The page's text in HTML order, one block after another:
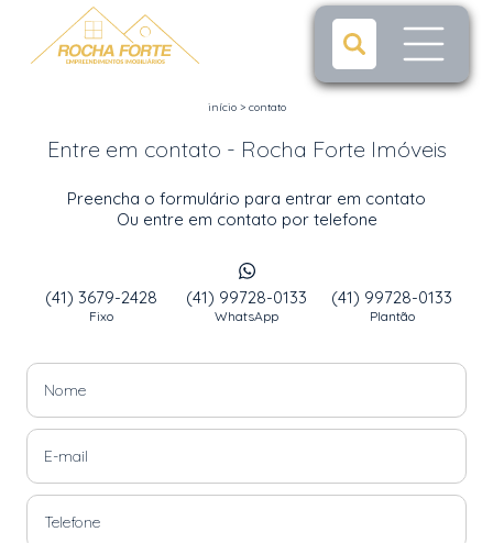
início> contato
Entre em contato - Rocha Forte Imóveis
Preencha o formulário para entrar em contato
Ou entre em contato por telefone
(41) 3679-2428
Fixo
(41) 99728-0133
WhatsApp
(41) 99728-0133
Plantão